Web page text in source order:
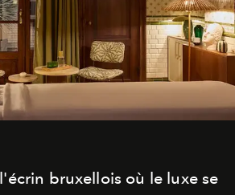
bruxellois où le luxe se